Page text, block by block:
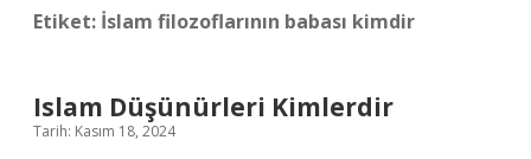
Etiket: İslam filozoflarının babası kimdir
Islam Düşünürleri Kimlerdir
Tarih: Kasım 18, 2024